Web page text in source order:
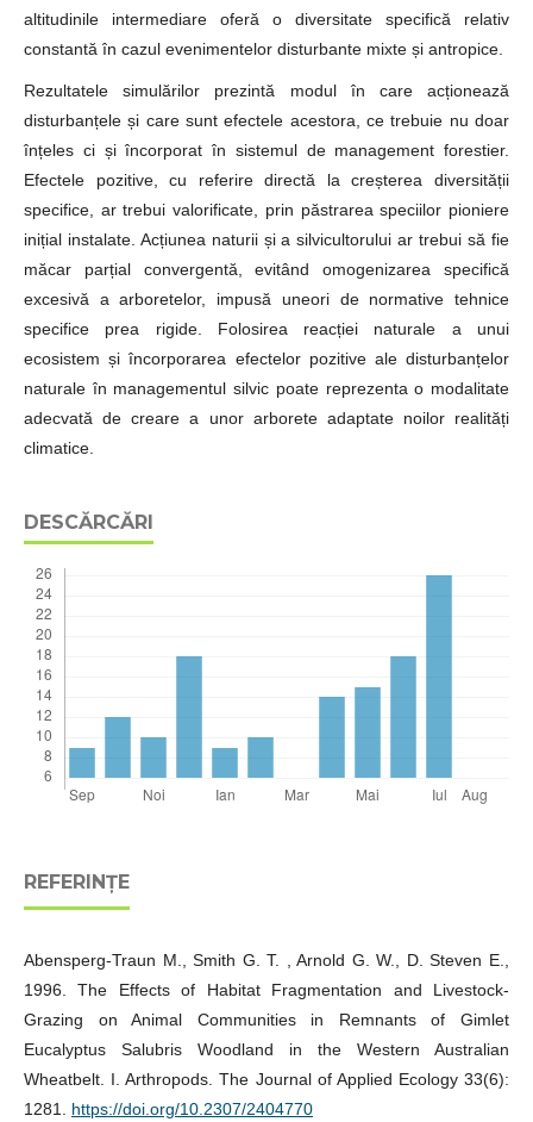
altitudinile intermediare oferă o diversitate specifică relativ
constantă în cazul evenimentelor disturbante mixte și antropice.
Rezultatele simulărilor prezintă modul în care acționează
disturbanțele și care sunt efectele acestora, ce trebuie nu doar
înțeles ci și încorporat în sistemul de management forestier.
Efectele pozitive, cu referire directă la creșterea diversității
specifice, ar trebui valorificate, prin păstrarea speciilor pioniere
inițial instalate. Acțiunea naturii și a silvicultorului ar trebui să fie
măcar parțial convergentă, evitând omogenizarea specifică
excesivă a arboretelor, impusă uneori de normative tehnice
specifice prea rigide. Folosirea reacției naturale a unui
ecosistem și încorporarea efectelor pozitive ale disturbanțelor
naturale în managementul silvic poate reprezenta o modalitate
adecvată de creare a unor arborete adaptate noilor realități
climatice.
DESCĂRCĂRI
REFERINȚE
Abensperg-Traun M., Smith G. T. , Arnold G. W., D. Steven E.,
1996. The Effects of Habitat Fragmentation and Livestock-
Grazing on Animal Communities in Remnants of Gimlet
Eucalyptus Salubris Woodland in the Western Australian
Wheatbelt. I. Arthropods. The Journal of Applied Ecology 33(6):
1281. https://doi.org/10.2307/2404770